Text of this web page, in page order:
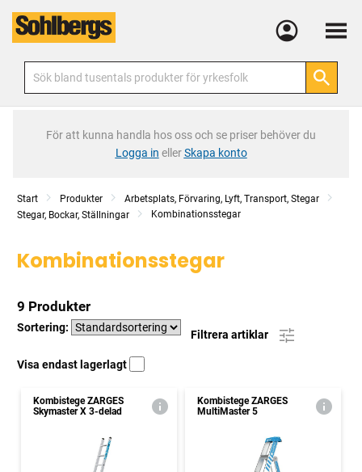
Meny
För att kunna handla hos oss och se priser behöver du
Logga in ellerSkapa konto
Start Produkter
Arbetsplats, Förvaring, Lyft, Transport, Stegar
Stegar, Bockar, Ställningar
Kombinationsstegar
Kombinationsstegar
9 Produkter
Sortering:
Filtrera artiklar
Visa endast lagerlagt
Kombistege ZARGES
Skymaster X 3-delad
Kombistege ZARGES
MultiMaster 5